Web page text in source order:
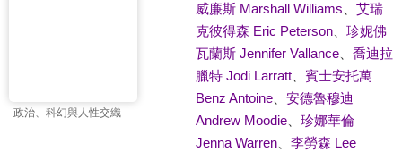
政治、科幻與人性交織
威廉斯 Marshall Williams
艾瑞
克彼得森 Eric Peterson、 珍妮佛
瓦蘭斯 Jennifer Vallance、 喬迪拉
臘特 Jodi Larratt、 賓士安托萬
Benz Antoine、 安德魯穆迪
Andrew Moodie、 珍娜華倫
Jenna Warren、 李勞森 Lee